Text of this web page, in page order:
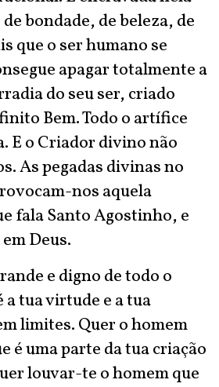
bondade, de beleza, de
que o ser humano se
apagar totalmente a
do seu ser, criado
Bem. Todo o artífice
E o Criador divino não
As pegadas divinas no
nos aquela
fala Santo Agostinho, e
Deus.
e digno de todo o
tua virtude e a tua
limites. Quer o homem
é uma parte da tua criação
louvar-te o homem que